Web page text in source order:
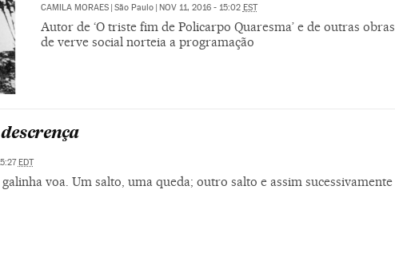
CAMILA MORAES | São Paulo | NOV 11, 2016 - 15:02 EST
Autor de ‘O triste fim de Policarpo Quaresma’ e de outras obras
de verve social norteia a programação
EDT
voa. Um salto, uma queda; outro salto e assim sucessivamente